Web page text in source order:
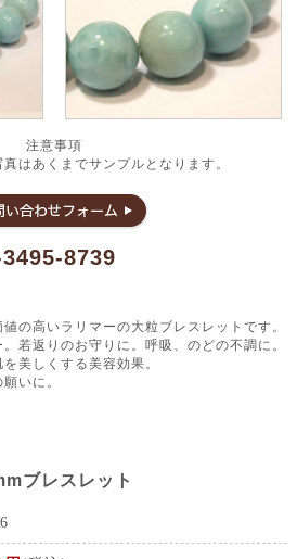
注意事項
はあくまでサンプルとなります。
8739
の高いラリマーの大粒ブレスレットです。
若返りのお守りに。呼吸、のどの不調に。
美しくする美容効果。
いに。
ブレスレット